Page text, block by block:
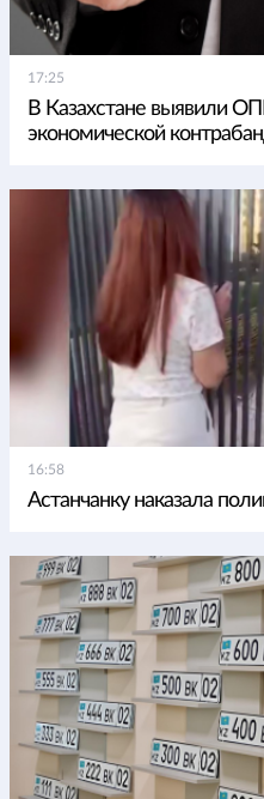
17:25
В Казахстане выявили
экономической
16:58
Астанчанку наказала